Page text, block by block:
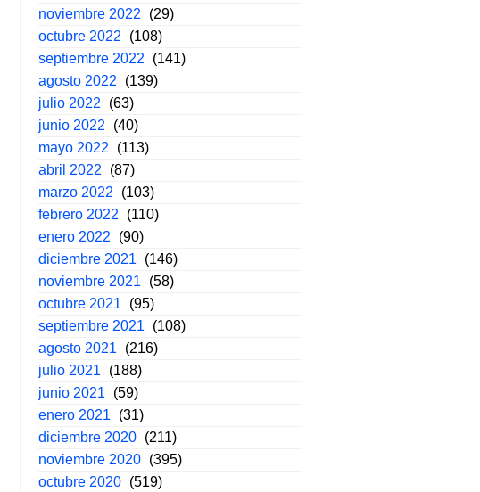
noviembre 2022
(29)
octubre 2022
(108)
septiembre 2022
(141)
agosto 2022
(139)
julio 2022
(63)
junio 2022
(40)
mayo 2022
(113)
abril 2022
(87)
marzo 2022
(103)
febrero 2022
(110)
enero 2022
(90)
diciembre 2021
(146)
noviembre 2021
(58)
octubre 2021
(95)
septiembre 2021
(108)
agosto 2021
(216)
julio 2021
(188)
junio 2021
(59)
enero 2021
(31)
diciembre 2020 (211)
noviembre 2020 (395)
octubre 2020 (519)